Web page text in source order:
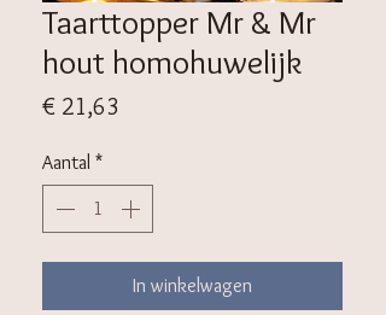
Taarttopper Mr & Mr
hout homohuwelijk
€ 21,63
Aantal *
In winkelwagen